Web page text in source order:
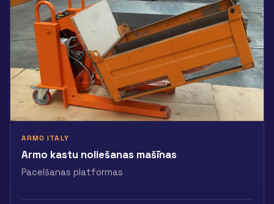
ARMO ITALY
Armo kastu noliešanas mašīnas
Pacelšanas platformas